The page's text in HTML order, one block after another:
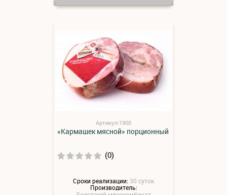
Артикул:1900
«Кармашек мясной» порционный
(0)
Сроки реализации: 30 суток
Производитель: